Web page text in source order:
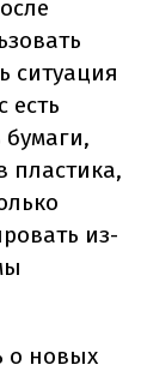
ситуация
есть
пластика,
из-
о новых